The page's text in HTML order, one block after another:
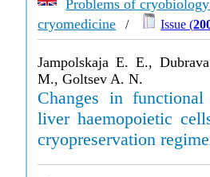
Problems of
cryomedicine / Issue (
Jampolskaja E. E.,
M., Goltsev A. N.
Changes in
liver haemopoietic
cryopreservation